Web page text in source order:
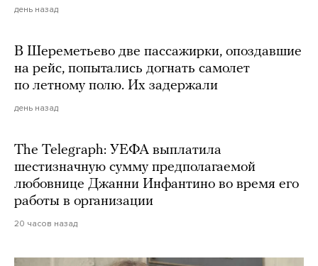
день назад
В Шереметьево две пассажирки, опоздавшие
на рейс, попытались догнать самолет
по летному полю. Их задержали
день назад
The Telegraph: УЕФА выплатила
шестизначную сумму предполагаемой
любовнице Джанни Инфантино во время его
работы в организации
20 часов назад